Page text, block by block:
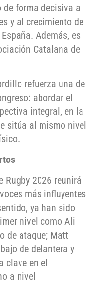
de forma decisiva a
y al crecimiento de
Además, es
Catalana de
refuerza una de
abordar el
integral, en la
sitúa al mismo nivel
Rugby 2026 reunirá
más influyentes
ya han sido
nivel como Ali
de ataque; Matt
de delantera y
clave en el
a nivel